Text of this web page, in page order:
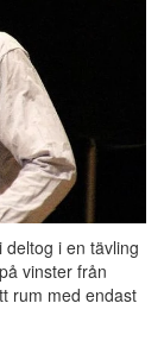
i en tävling
vinster från
rum med endast